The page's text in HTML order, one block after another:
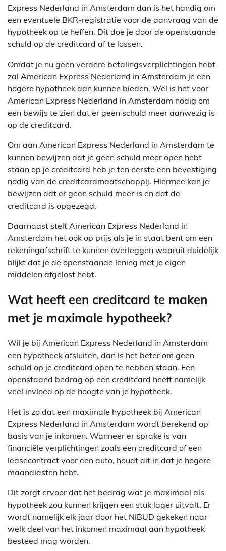
Express Nederland in Amsterdam dan is het handig om
een eventuele BKR-registratie voor de aanvraag van de
hypotheek op te heffen. Dit doe je door de openstaande
schuld op de creditcard af te lossen.
Omdat je nu geen verdere betalingsverplichtingen hebt
zal American Express Nederland in Amsterdam je een
hogere hypotheek aan kunnen bieden. Wel is het voor
American Express Nederland in Amsterdam nodig om
een bewijs te zien dat er geen schuld meer aanwezig is
op de creditcard.
Om aan American Express Nederland in Amsterdam te
kunnen bewijzen dat je geen schuld meer open hebt
staan op je creditcard heb je ten eerste een bevestiging
nodig van de creditcardmaatschappij. Hiermee kan je
bewijzen dat er geen schuld meer is en dat de
creditcard is opgezegd.
Daarnaast stelt American Express Nederland in
Amsterdam het ook op prijs als je in staat bent om een
rekeningafschrift te kunnen overleggen waaruit duidelijk
blijkt dat je de openstaande lening met je eigen
middelen afgelost hebt.
Wat heeft een creditcard te maken
met je maximale hypotheek?
Wil je bij American Express Nederland in Amsterdam
een hypotheek afsluiten, dan is het beter om geen
schuld op je creditcard open te hebben staan. Een
openstaand bedrag op een creditcard heeft namelijk
veel invloed op de hoogte van je hypotheek.
Het is zo dat een maximale hypotheek bij American
Express Nederland in Amsterdam wordt berekend op
basis van je inkomen. Wanneer er sprake is van
financiële verplichtingen zoals een creditcard of een
leasecontract voor een auto, houdt dit in dat je hogere
maandlasten hebt.
Dit zorgt ervoor dat het bedrag wat je maximaal als
hypotheek zou kunnen krijgen een stuk lager uitvalt. Er
wordt namelijk elk jaar door het NIBUD gekeken naar
welk deel van het inkomen maximaal aan hypotheek
besteed mag worden.